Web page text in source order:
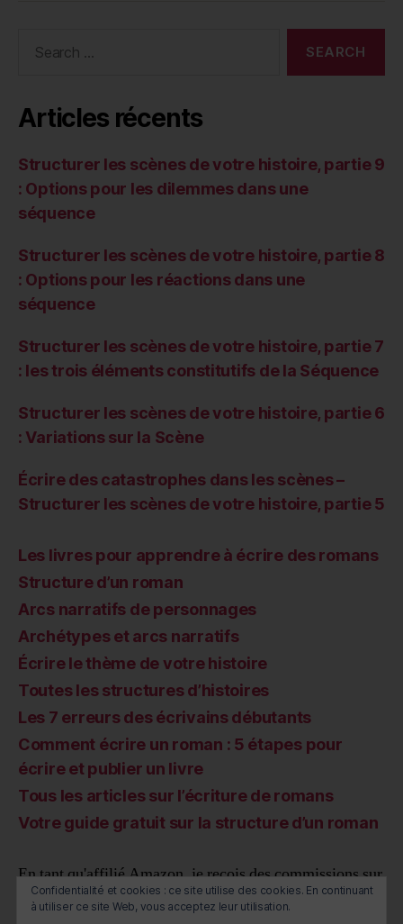
Articles récents
Structurer les scènes de votre histoire, partie 9
: Options pour les dilemmes dans une
séquence
Structurer les scènes de votre histoire, partie 8
: Options pour les réactions dans une
séquence
Structurer les scènes de votre histoire, partie 7
: les trois éléments constitutifs de la Séquence
Structurer les scènes de votre histoire, partie 6
: Variations sur la Scène
Écrire des catastrophes dans les scènes –
Structurer les scènes de votre histoire, partie 5
Les livres pour apprendre à écrire des romans
Structure d’un roman
Arcs narratifs de personnages
Archétypes et arcs narratifs
Écrire le thème de votre histoire
Toutes les structures d’histoires
Les 7 erreurs des écrivains débutants
Comment écrire un roman : 5 étapes pour
écrire et publier un livre
Tous les articles sur l’écriture de romans
Votre guide gratuit sur la structure d’un roman
En tant qu'affilié Amazon, je reçois des commissions sur
les achats qualifiés
Confidentialité et cookies : ce site utilise des cookies. En continuant
à utiliser ce site Web, vous acceptez leur utilisation.